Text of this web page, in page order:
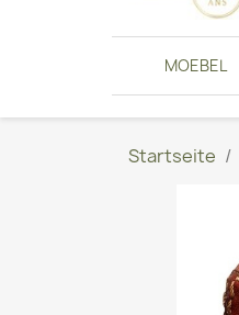
MOEBEL
Startseite